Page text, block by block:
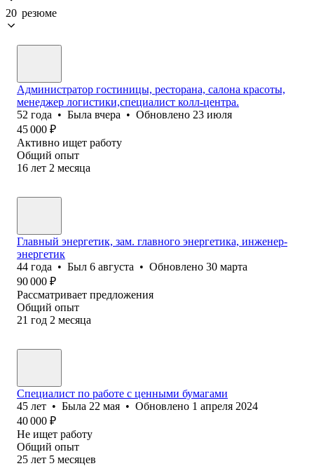
20 резюме
Администратор гостиницы, ресторана, салона красоты,
менеджер логистики,специалист колл-центра.
52 года • Была вчера • Обновлено 23 июля
45 000 ₽
Активно ищет работу
Общий опыт
16 лет 2 месяца
Главный энергетик, зам. главного энергетика, инженер-
энергетик
44 года • Был 6 августа • Обновлено 30 марта
90 000 ₽
Рассматривает предложения
Общий опыт
21 год 2 месяца
Специалист по работе с ценными бумагами
45 лет • Была 22 мая • Обновлено 1 апреля 2024
40 000 ₽
Не ищет работу
Общий опыт
25 лет 5 месяцев